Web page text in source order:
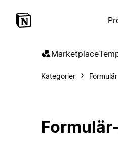
Marketplace
Kategorier Formulär